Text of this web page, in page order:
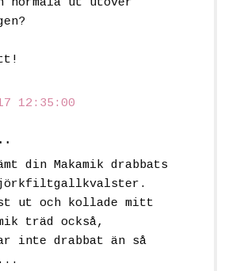
12:35:00
din Makamik drabbats
ut och kollade mitt
träd också,
inte drabbat än så